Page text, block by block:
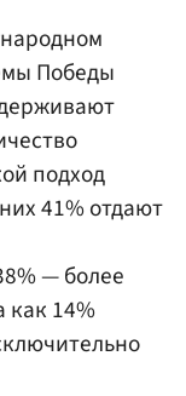
Победы
подход
41% отдают
— более
как 14%